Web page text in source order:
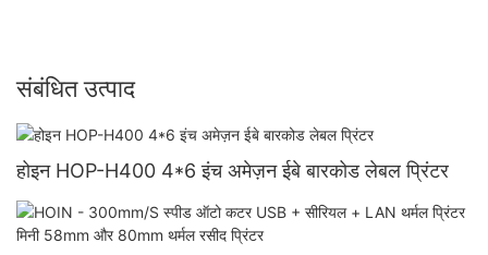
संबंधित उत्पाद
होइन HOP-H400 4*6 इंच अमेज़न ईबे बारकोड लेबल प्रिंटर